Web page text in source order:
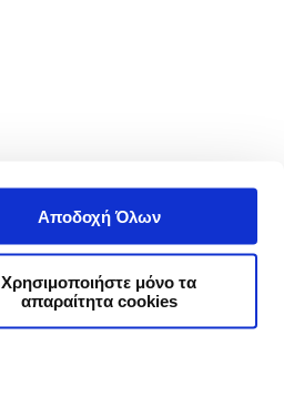
Αποδοχή Όλων
Χρησιμοποιήστε μόνο τα
απαραίτητα cookies